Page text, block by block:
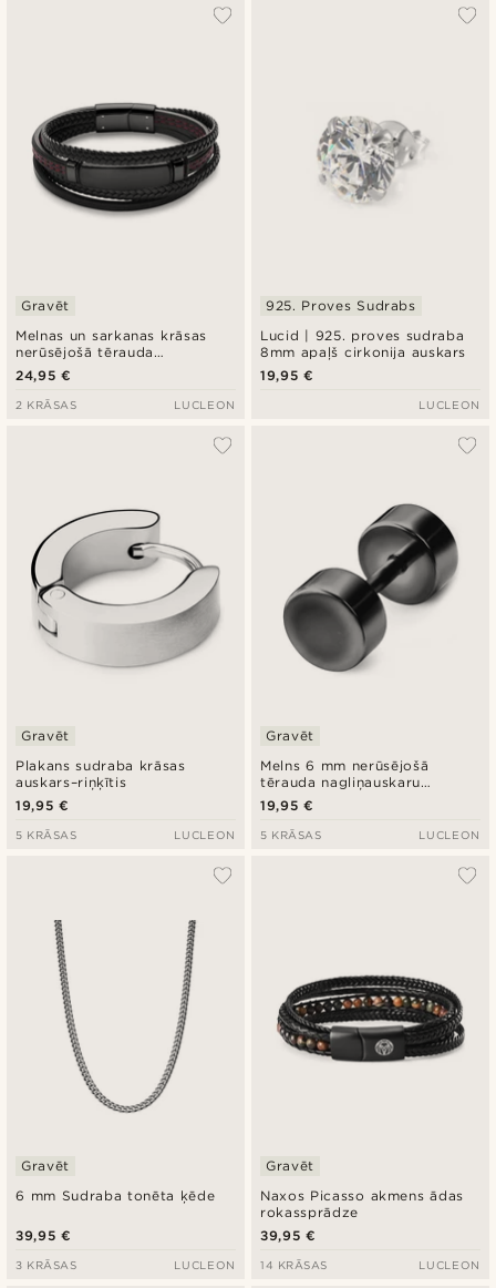
Melnas un sarkanas krāsas
nerūsējošā tērauda
rokassprādze ID
Gravēt
24,95 €
2 KRĀSAS LUCLEON
Lucid | 925. proves sudraba
8mm apaļš cirkonija auskars
925. Proves Sudrabs
19,95 €
LUCLEON
Plakans sudraba krāsas
auskars–riņķītis
Gravēt
19,95 €
5 KRĀSAS LUCLEON
Melns 6 mm nerūsējošā
tērauda nagliņauskaru
imitācija
Gravēt
19,95 €
5 KRĀSAS LUCLEON
6 mm Sudraba tonēta ķēde
Gravēt
39,95 €
3 KRĀSAS LUCLEON
Naxos Picasso akmens ādas
rokassprādze
Gravēt
39,95 €
14 KRĀSAS LUCLEON